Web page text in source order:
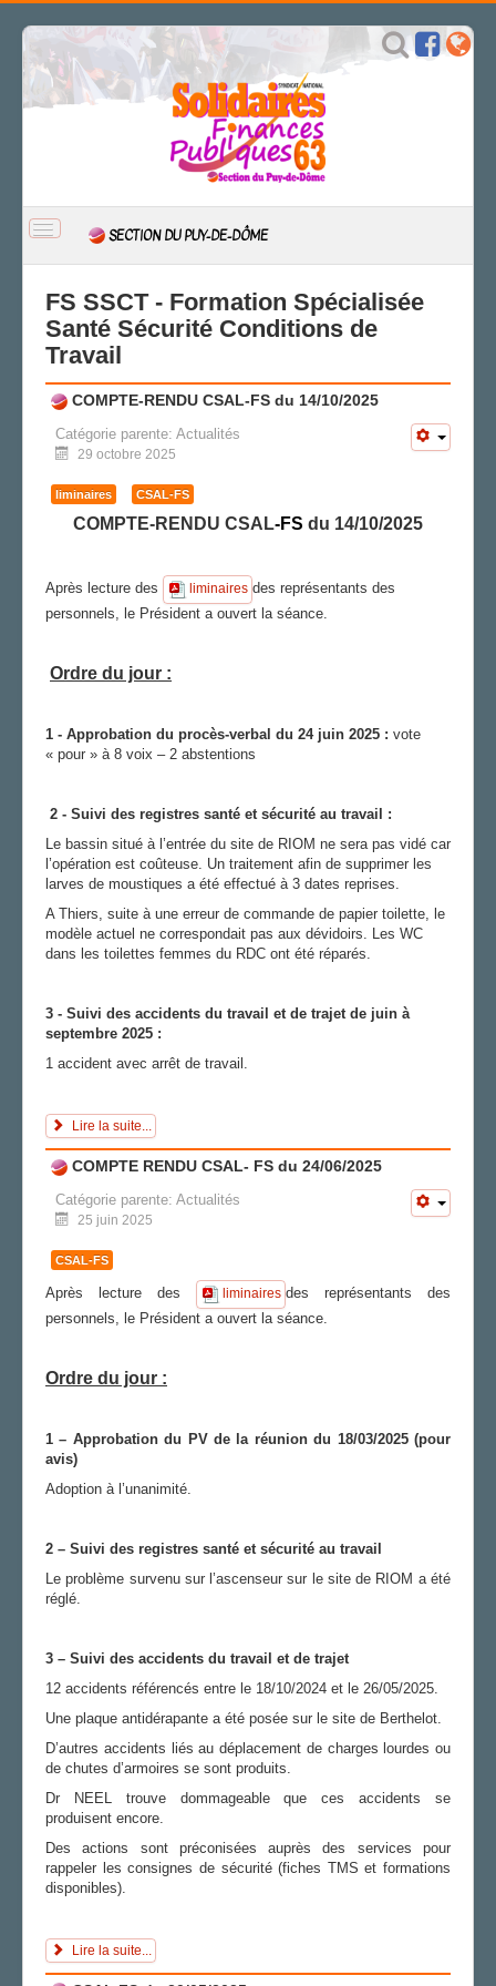
BASCULER
NAVIGATION
SECTION DU PUY-DE-DÔME
ACTUALITÉ
CSAL
FS SSCT
Action sociale
Archives
LA SECTION
AGENDA
FS SSCT - Formation Spécialisée
Santé Sécurité Conditions de
Travail
COMPTE-RENDU CSAL-FS du 14/10/2025
Catégorie parente: Actualités
29 octobre 2025
liminaires CSAL-FS
COMPTE-RENDU CSAL-FS du 14/10/2025
Après lecture des liminaires des représentants des
personnels, le Président a ouvert la séance.
Ordre du jour :
1 - Approbation du procès-verbal du 24 juin 2025 : vote
« pour » à 8 voix – 2 abstentions
2 - Suivi des registres santé et sécurité au travail :
Le bassin situé à l’entrée du site de RIOM ne sera pas vidé car
l’opération est coûteuse. Un traitement afin de supprimer les
larves de moustiques a été effectué à 3 dates reprises.
A Thiers, suite à une erreur de commande de papier toilette, le
modèle actuel ne correspondait pas aux dévidoirs. Les WC
dans les toilettes femmes du RDC ont été réparés.
3 - Suivi des accidents du travail et de trajet de juin à
septembre 2025 :
1 accident avec arrêt de travail.
Lire la suite...
COMPTE RENDU CSAL- FS du 24/06/2025
Catégorie parente: Actualités
25 juin 2025
CSAL-FS
Après lecture des liminaires des représentants des
personnels, le Président a ouvert la séance.
Ordre du jour :
1 – Approbation du PV de la réunion du 18/03/2025 (pour
avis)
Adoption à l’unanimité.
2 – Suivi des registres santé et sécurité au travail
Le problème survenu sur l’ascenseur sur le site de RIOM a été
réglé.
3 – Suivi des accidents du travail et de trajet
12 accidents référencés entre le 18/10/2024 et le 26/05/2025.
Une plaque antidérapante a été posée sur le site de Berthelot.
D’autres accidents liés au déplacement de charges lourdes ou
de chutes d’armoires se sont produits.
Dr NEEL trouve dommageable que ces accidents se
produisent encore.
Des actions sont préconisées auprès des services pour
rappeler les consignes de sécurité (fiches TMS et formations
disponibles).
Lire la suite...